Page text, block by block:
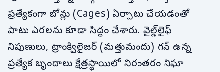
ప్రత్యేకంగా బోన్లు (Cages) ఏర్పాటు చేయడంతో
పాటు ఎరలను కూడా సిద్ధం చేశారు. వైల్డ్‌లైఫ్
నిపుణులు, ట్రాంక్విలైజర్ (మత్తుమందు) గన్ ఉన్న
ప్రత్యేక బృందాలు క్షేత్రస్థాయిలో నిరంతరం నిఘా